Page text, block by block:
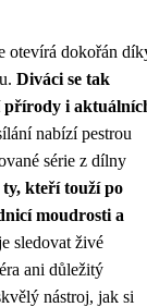
otevírá dokořán
Diváci se tak
přírody i
nabízí pestrou
série z dílny
kteří touží po
moudrosti a
sledovat živé
ani důležitý
nástroj, jak si